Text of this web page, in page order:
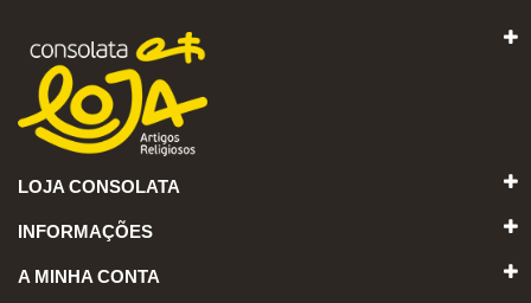
LOJA CONSOLATA
INFORMAÇÕES
A MINHA CONTA